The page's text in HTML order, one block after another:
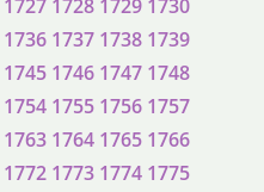
1727 1728 1729 1730
1736 1737 1738 1739
1745 1746 1747 1748
1754 1755 1756 1757
1763 1764 1765 1766
1772 1773 1774 1775